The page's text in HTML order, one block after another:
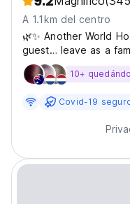
A 1.1km del centro
🌿✨ Another World
guest… leave as a
Hostel Sigiriya — a
experience 🌍✨
people...
10+
Covid-19